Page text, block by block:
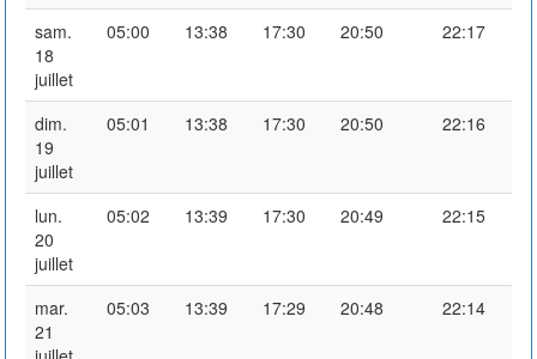
sam.
18
juillet
05:00 13:38 17:30 20:50 22:17
dim.
19
juillet
05:01 13:38 17:30 20:50 22:16
lun.
20
juillet
05:02 13:39 17:30 20:49 22:15
mar.
21
05:03 13:39 17:29 20:48 22:14